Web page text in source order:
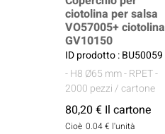
ciotolina per salsa
VO57005+ ciotolina
GV10150
ID prodotto : BU50059
- H8 Ø65 mm- RPET-
2000 pezzi / cartone
80,20 € Il cartone
Cioè 0.04 € l'unità